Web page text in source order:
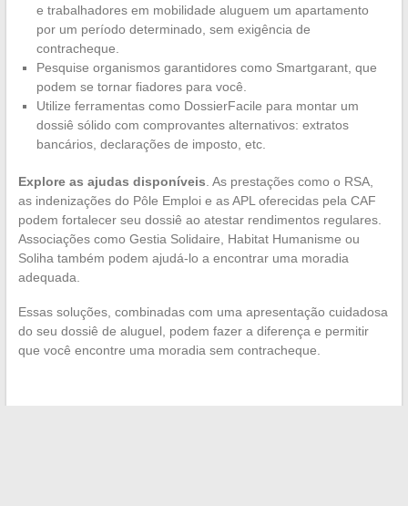
e trabalhadores em mobilidade aluguem um apartamento
por um período determinado, sem exigência de
contracheque.
Pesquise organismos garantidores como Smartgarant, que
podem se tornar fiadores para você.
Utilize ferramentas como DossierFacile para montar um
dossiê sólido com comprovantes alternativos: extratos
bancários, declarações de imposto, etc.
Explore as ajudas disponíveis . As prestações como o RSA,
as indenizações do Pôle Emploi e as APL oferecidas pela CAF
podem fortalecer seu dossiê ao atestar rendimentos regulares.
Associações como Gestia Solidaire, Habitat Humanisme ou
Soliha também podem ajudá-lo a encontrar uma moradia
adequada.
Essas soluções, combinadas com uma apresentação cuidadosa
do seu dossiê de aluguel, podem fazer a diferença e permitir
que você encontre uma moradia sem contracheque.